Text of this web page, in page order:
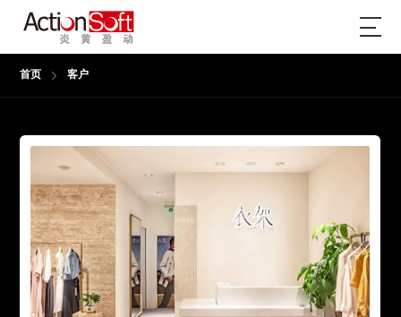
首页 客户